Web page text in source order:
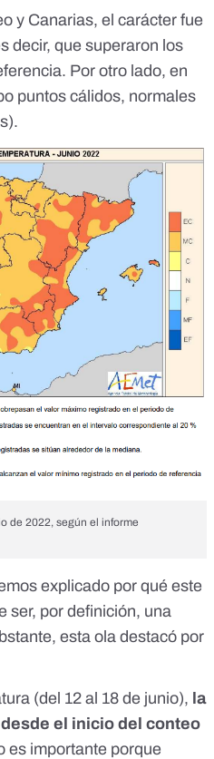
y Canarias, el carácter fue
decir, que superaron los
Por otro lado, en
puntos cálidos, normales
de 2022, según el informe
explicado por qué este
ser, por definición, una
esta ola destacó por
(del 12 al 18 de junio), la
el inicio del conteo
es importante porque